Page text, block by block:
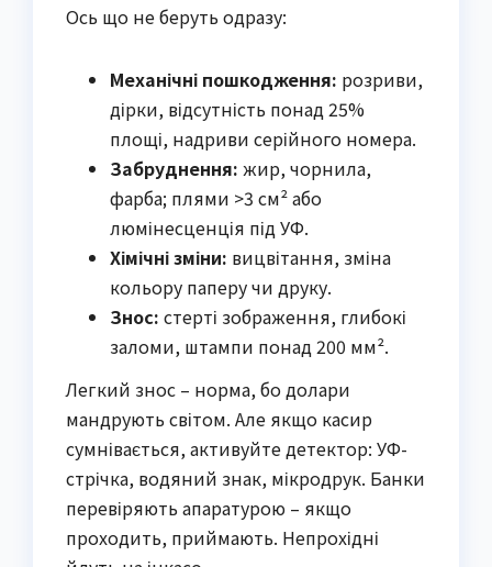
Ось що не беруть одразу:
Механічні пошкодження: розриви,
дірки, відсутність понад 25%
площі, надриви серійного номера.
Забруднення: жир, чорнила,
фарба; плями >3 см² або
люмінесценція під УФ.
Хімічні зміни: вицвітання, зміна
кольору паперу чи друку.
Знос: стерті зображення, глибокі
заломи, штампи понад 200 мм².
Легкий знос – норма, бо долари
мандрують світом. Але якщо касир
сумнівається, активуйте детектор: УФ-
стрічка, водяний знак, мікродрук. Банки
перевіряють апаратурою – якщо
проходить, приймають. Непрохідні